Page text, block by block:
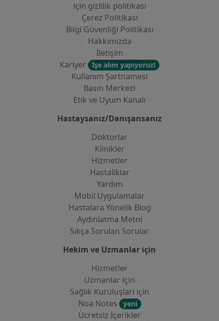
i̇çin gizlilik politikası
Çerez Politikası
Bilgi Güvenliği Politikası
Hakkımızda
İletişim
Kariyer
İşe alım yapıyoruz!
Kullanım Şartnamesi
Basın Merkezi
Etik ve Uyum Kanalı
Hastaysanız/Danışansanız
Doktorlar
Klinikler
Hizmetler
Hastaliklar
Yardım
Mobil Uygulamalar
Hastalara Yönelik Blog
Aydınlatma Metni
Sıkça Sorulan Sorular
Hekim ve Uzmanlar için
Hizmetler
Uzmanlar için
Sağlık Kuruluşları için
Noa Notes
yeni
Ücretsiz İçerikler